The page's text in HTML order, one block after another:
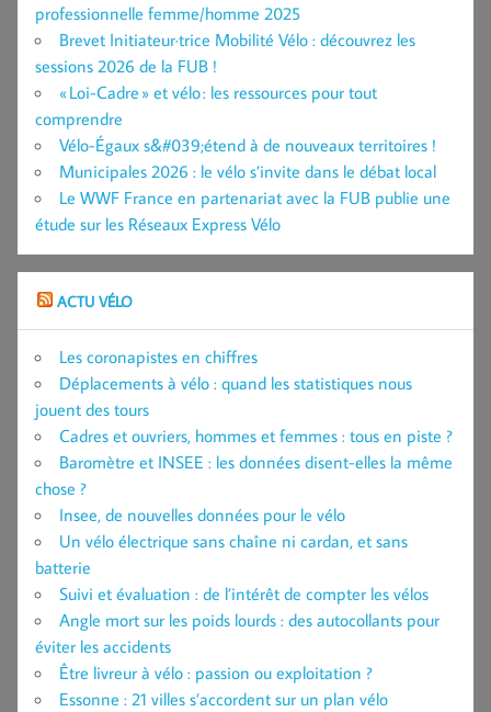
professionnelle femme/homme 2025
Brevet Initiateur·trice Mobilité Vélo : découvrez les
sessions 2026 de la FUB !
« Loi-Cadre » et vélo : les ressources pour tout
comprendre
Vélo-Égaux s&#039;étend à de nouveaux territoires !
Municipales 2026 : le vélo s’invite dans le débat local
Le WWF France en partenariat avec la FUB publie une
étude sur les Réseaux Express Vélo
ACTU VÉLO
Les coronapistes en chiffres
Déplacements à vélo : quand les statistiques nous
jouent des tours
Cadres et ouvriers, hommes et femmes : tous en piste ?
Baromètre et INSEE : les données disent-elles la même
chose ?
Insee, de nouvelles données pour le vélo
Un vélo électrique sans chaîne ni cardan, et sans
batterie
Suivi et évaluation : de l’intérêt de compter les vélos
Angle mort sur les poids lourds : des autocollants pour
éviter les accidents
Être livreur à vélo : passion ou exploitation ?
Essonne : 21 villes s’accordent sur un plan vélo